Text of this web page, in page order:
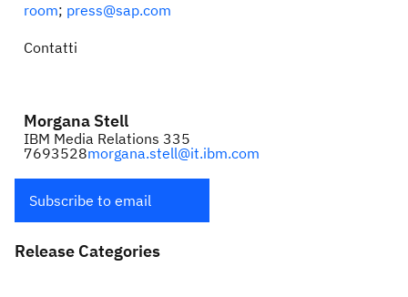
room; press@sap.com
Contatti
Morgana Stell
IBM Media Relations 335
7693528morgana.stell@it.ibm.com
Subscribe to email
Release Categories